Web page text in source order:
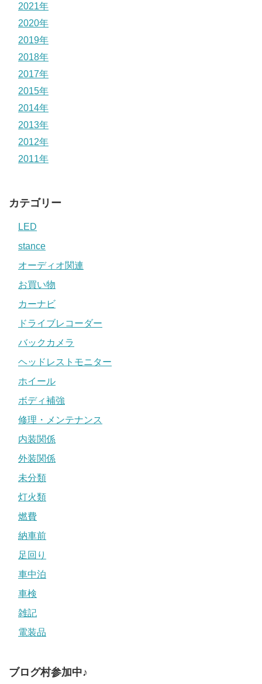
2021年
2020年
2019年
2018年
2017年
2015年
2014年
2013年
2012年
2011年
カテゴリー
LED
stance
オーディオ関連
お買い物
カーナビ
ドライブレコーダー
バックカメラ
ヘッドレストモニター
ホイール
ボディ補強
修理・メンテナンス
内装関係
外装関係
未分類
灯火類
燃費
納車前
足回り
車中泊
車検
雑記
電装品
ブログ村参加中♪